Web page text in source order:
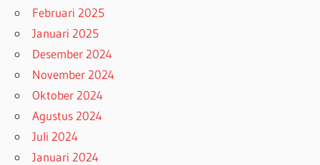
Februari 2025
Januari 2025
Desember 2024
November 2024
Oktober 2024
Agustus 2024
Juli 2024
Januari 2024